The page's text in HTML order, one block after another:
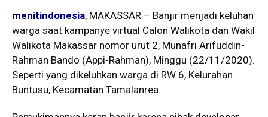
menitindonesia, MAKASSAR – Banjir menjadi keluhan
warga saat kampanye virtual Calon Walikota dan Wakil
Walikota Makassar nomor urut 2, Munafri Arifuddin-
Rahman Bando (Appi-Rahman), Minggu (22/11/2020).
Seperti yang dikeluhkan warga di RW 6, Kelurahan
Buntusu, Kecamatan Tamalanrea.